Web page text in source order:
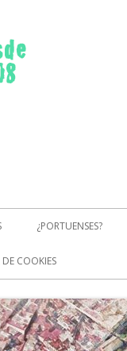
¿PORTUENSES?
COOKIES